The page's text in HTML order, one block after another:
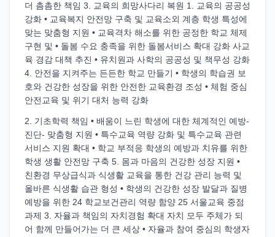
더 촘촘한 책임 3. 교육의 희망사다리 복원 1. 교육의 공공성
강화 • 교육복지 안전망 구축 및 교육소외 계층 학생 특성에
맞는 맞춤형 지원 • 교육격차 해소를 위한 공정한 학교 체제
구현 및 • 돌봄 수요 충족을 위한 돌봄서비스 확대 강화 사교
육 경감 대책 추진 • 유치원과 사학의 공공성 및 책무성 강화
4. 안전을 지켜주는 든든한 학교 만들기 • 학생의 학습권 보
호와 건강한 성장을 위한 안전한 교육환경 조성 • 체험 중심
안전교육 및 위기 대처 능력 강화
2. 기초학력 책임 • 배움이 느린 학생에 대한 체계적인 예방-
진단- 맞춤형 지원 • 특수교육 역량 강화 및 특수교육 관련
서비스 지원 확대 • 학교 부적응 학생의 예방과 치유를 위한
학생 생활 안전망 구축 5. 몸과 마음의 건강한 성장 지원 •
친환경 무상급식과 식생활 교육을 통한 건강 관리 능력 및
올바른 식생활 습관 형성 • 학생의 건강한 성장 발달과 질병
예방을 위한 24 학교보건관리 역량 함양 25 서울교육 중점
과제 3. 자율과 책임의 자치경험 확대 자치 모두 주체가 되
어 함께 만들어가는 더 큰 세상 • 자율과 참여 중심의 학생자